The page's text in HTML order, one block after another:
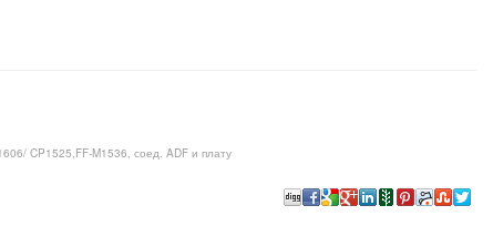
CP1525,FF-M1536, соед. ADF и плату